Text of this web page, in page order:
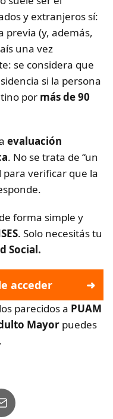
y extranjeros sí:
previa (y, además,
una vez
se considera que
si la persona
por más de 90
evaluación
. No se trata de “un
para verificar que la
forma simple y
. Solo necesitás tu
Social.
acceder
parecidos a PUAM
Mayor puedes
.